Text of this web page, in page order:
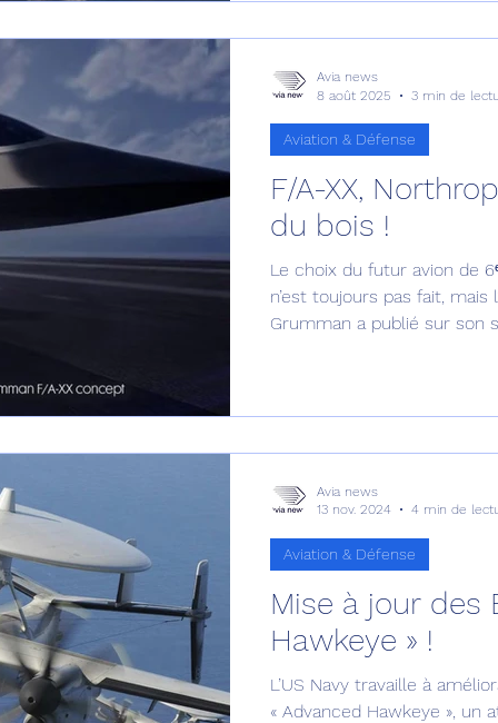
F/A-XX,
du bois !
Le choix du futur avion de
n’est toujours pas fait, mais
Grumman a publié sur son
Aviation & Défense
Avia news
8 août 2025
3 min de
Mise à jour des
Hawkeye » !
L’US Navy travaille à
« Advanced Hawkeye », un
Aviation & Défense
Avia news
13 nov. 2024
4 min de